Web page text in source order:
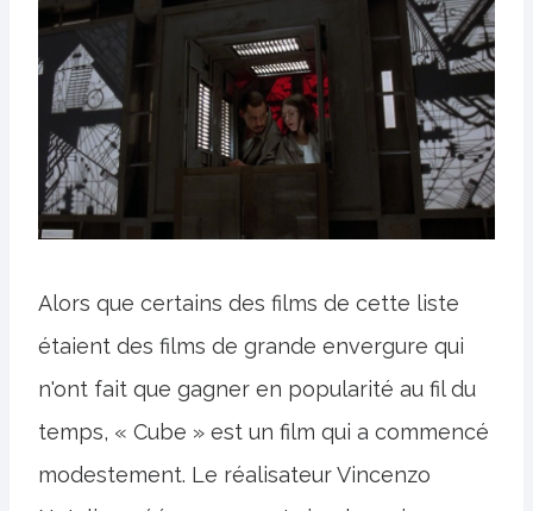
Alors que certains des films de cette liste
étaient des films de grande envergure qui
n'ont fait que gagner en popularité au fil du
temps, « Cube » est un film qui a commencé
modestement. Le réalisateur Vincenzo